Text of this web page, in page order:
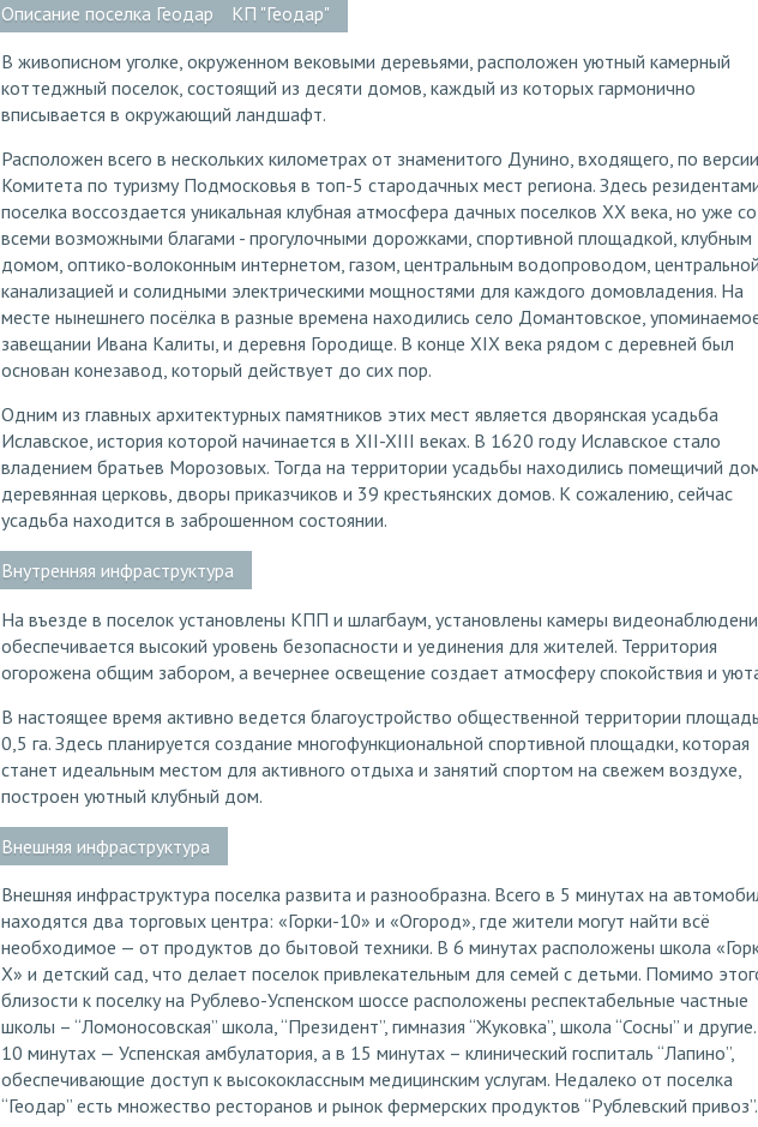
Описание поселка Геодар КП "Геодар"
В живописном уголке, окруженном вековыми деревьями, расположен уютный камерный
коттеджный поселок, состоящий из десяти домов, каждый из которых гармонично
вписывается в окружающий ландшафт.
Расположен всего в нескольких километрах от знаменитого Дунино, входящего, по версии
Комитета по туризму Подмосковья в топ-5 стародачных мест региона. Здесь
поселка воссоздается уникальная клубная атмосфера дачных поселков ХХ века, но уже со
всеми возможными благами - прогулочными дорожками, спортивной площадкой, клубным
домом, оптико-волоконным интернетом, газом, центральным водопроводом, центральной
канализацией и солидными электрическими мощностями для каждого домовладения. На
месте нынешнего посёлка в разные времена находились село Домантовское,
завещании Ивана Калиты, и деревня Городище. В конце XIX века рядом с деревней был
основан конезавод, который действует до сих пор.
Одним из главных архитектурных памятников этих мест является дворянская усадьба
Иславское, история которой начинается в XII-XIII веках. В 1620 году Иславское стало
владением братьев Морозовых. Тогда на территории усадьбы находились помещичий
деревянная церковь, дворы приказчиков и 39 крестьянских домов. К сожалению, сейчас
усадьба находится в заброшенном состоянии.
Внутренняя инфраструктура
На въезде в поселок установлены КПП и шлагбаум, установлены камеры
обеспечивается высокий уровень безопасности и уединения для жителей. Территория
огорожена общим забором, а вечернее освещение создает атмосферу спокойствия и
В настоящее время активно ведется благоустройство общественной территории
0,5 га. Здесь планируется создание многофункциональной спортивной площадки, которая
станет идеальным местом для активного отдыха и занятий спортом на свежем воздухе,
построен уютный клубный дом.
Внешняя инфраструктура
Внешняя инфраструктура поселка развита и разнообразна. Всего в 5 минутах на
находятся два торговых центра: «Горки-10» и «Огород», где жители могут найти всё
необходимое — от продуктов до бытовой техники. В 6 минутах расположены школа
Х» и детский сад, что делает поселок привлекательным для семей с детьми. Помимо
близости к поселку на Рублево-Успенском шоссе расположены респектабельные частные
школы – “Ломоносовская” школа, “Президент”, гимназия “Жуковка”, школа “Сосны” и
10 минутах — Успенская амбулатория, а в 15 минутах – клинический госпиталь “Лапино”,
обеспечивающие доступ к высококлассным медицинским услугам. Недалеко от поселка
“Геодар” есть множество ресторанов и рынок фермерских продуктов “Рублевский привоз”.